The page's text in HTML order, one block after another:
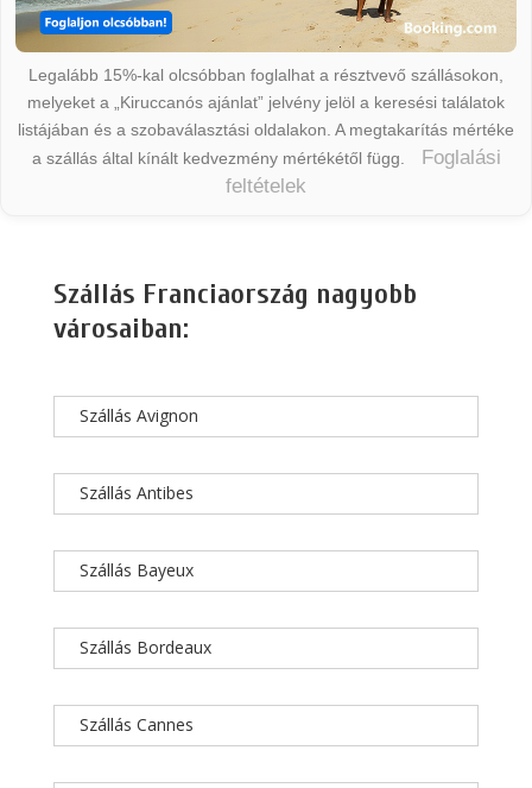
Legalább 15%-kal olcsóbban foglalhat a résztvevő szállásokon,
melyeket a „Kiruccanós ajánlat” jelvény jelöl a keresési találatok
listájában és a szobaválasztási oldalakon. A megtakarítás mértéke
a szállás által kínált kedvezmény mértékétől függ.
Foglalási
feltételek
Szállás Franciaország nagyobb
városaiban:
Szállás Avignon
Szállás Antibes
Szállás Bayeux
Szállás Bordeaux
Szállás Cannes